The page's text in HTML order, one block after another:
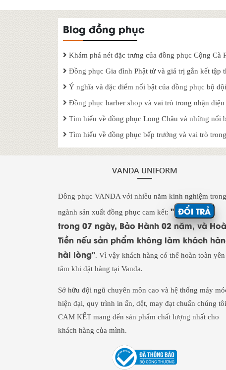
Blog đồng phục
Khám phá nét đặc trưng của đồng phục Cộng Cà
Đồng phục Gia đình Phật tử và giá trị gắn kết tập
Ý nghĩa và đặc điểm nổi bật của đồng phục bộ
Đồng phục barber shop và vai trò trong nhận
Tìm hiểu về đồng phục Long Châu và những nổi
Tìm hiểu về đồng phục bếp trưởng và vai trò
VANDA UNIFORM
Đồng phục VANDA với nhiều năm kinh nghiệm trong
ngành sản xuất đồng phục cam kết: " ĐỔI TRẢ
trong 07 ngày, Bảo Hành 02 năm, và
Tiền nếu sản phẩm không làm khách
hài lòng". Vì vậy khách hàng có thể hoàn toàn yên
tâm khi đặt hàng tại Vanda.
Sở hữu đội ngũ chuyên môn cao và hệ thống máy
hiện đại, quy trình in ấn, dệt, may đạt chuẩn chúng tôi
CAM KẾT mang đến sản phẩm chất lượng nhất cho
khách hàng của mình.